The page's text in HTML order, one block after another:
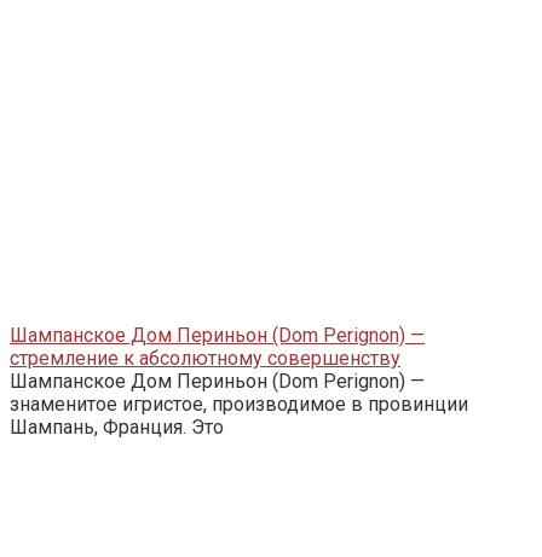
Шампанское Дом Периньон (Dom Perignon) —
стремление к абсолютному совершенству
Шампанское Дом Периньон (Dom Perignon) —
знаменитое игристое, производимое в провинции
Шампань, Франция. Это